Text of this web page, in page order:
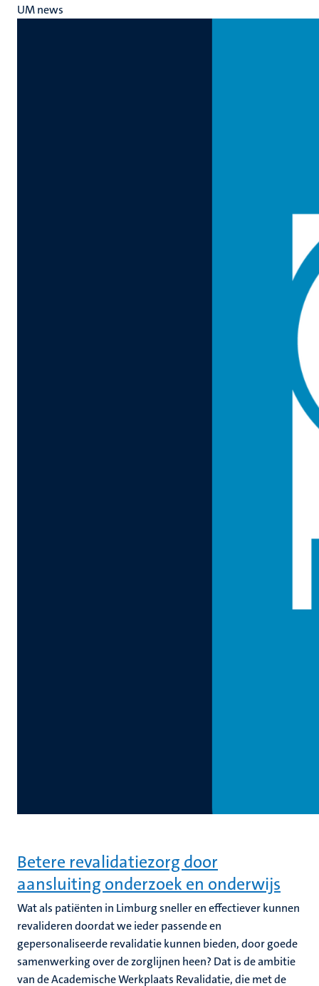
UM news
Betere revalidatiezorg door
aansluiting onderzoek en onderwijs
Wat als patiënten in Limburg sneller en effectiever kunnen
revalideren doordat we ieder passende en
gepersonaliseerde revalidatie kunnen bieden, door goede
samenwerking over de zorglijnen heen? Dat is de ambitie
van de Academische Werkplaats Revalidatie, die met de